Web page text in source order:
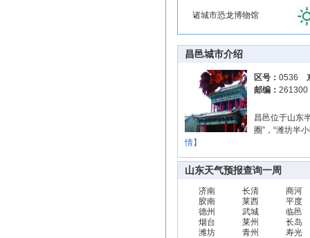
诸城市恐龙博物馆
昌邑城市介绍
区号： 0536
邮编：
昌邑位于山东
圈”，“潍坊半
情】
山东天气预报查询一周
济南 长清
商河
胶南
莱西
平度
德州
武城
临邑
烟台
莱州
长岛
潍坊
青州 寿光